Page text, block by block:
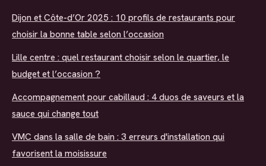
Dijon et Côte-d’Or 2025 : 10 profils de restaurants pour
choisir la bonne table selon l’occasion
Lille centre : quel restaurant choisir selon le quartier, le
budget et l’occasion ?
Accompagnement pour cabillaud : 4 duos de saveurs et la
sauce qui change tout
VMC dans la salle de bain : 3 erreurs d'installation qui
favorisent la moisissure